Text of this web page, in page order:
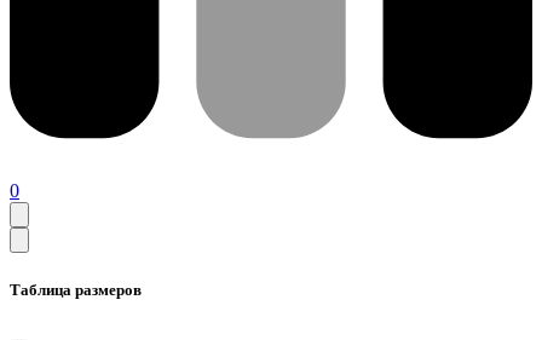
0
Таблица размеров